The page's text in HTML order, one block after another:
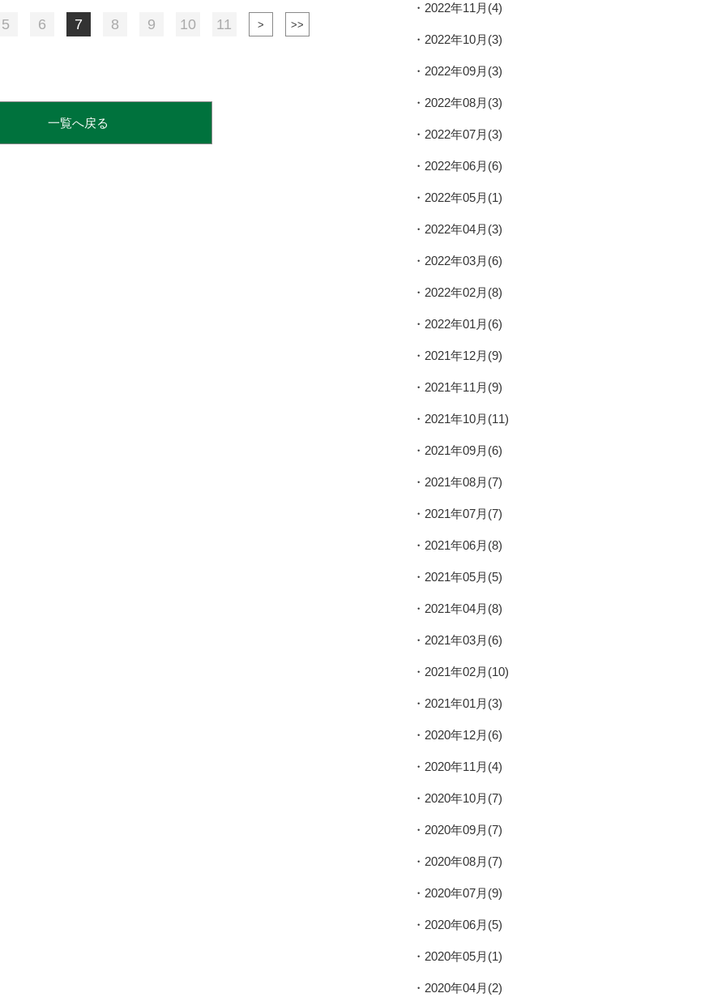
5 6 7 8 9 10 11
一覧へ戻る
2022年11月(4)
2022年10月(3)
2022年09月(3)
2022年08月(3)
2022年07月(3)
2022年06月(6)
2022年05月(1)
2022年04月(3)
2022年03月(6)
2022年02月(8)
2022年01月(6)
2021年12月(9)
2021年11月(9)
2021年10月(11)
2021年09月(6)
2021年08月(7)
2021年07月(7)
2021年06月(8)
2021年05月(5)
2021年04月(8)
2021年03月(6)
2021年02月(10)
2021年01月(3)
2020年12月(6)
2020年11月(4)
2020年10月(7)
2020年09月(7)
2020年08月(7)
2020年07月(9)
2020年06月(5)
2020年05月(1)
2020年04月(2)